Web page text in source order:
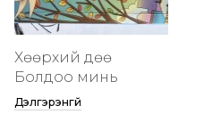
Хөөрхий дөө
Болдоо минь
Дэлгэрэнгүй